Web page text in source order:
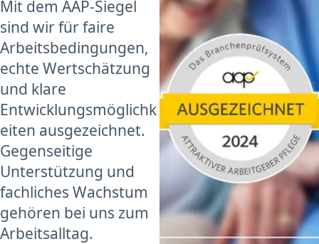
Mit dem AAP-Siegel
sind wir für faire
Arbeitsbedingungen,
echte Wertschätzung
und klare
Entwicklungsmöglichk
eiten ausgezeichnet.
Gegenseitige
Unterstützung und
fachliches Wachstum
gehören bei uns zum
Arbeitsalltag.